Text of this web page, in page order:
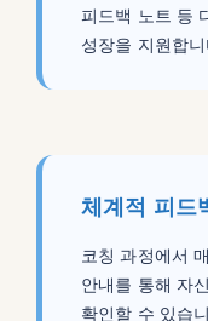
피드백 노트 등
성장을 지원합니
체계적 피드
코칭 과정에서
안내를 통해 자
확인할 수 있습